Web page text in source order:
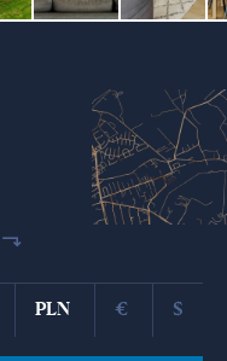
PLN € $